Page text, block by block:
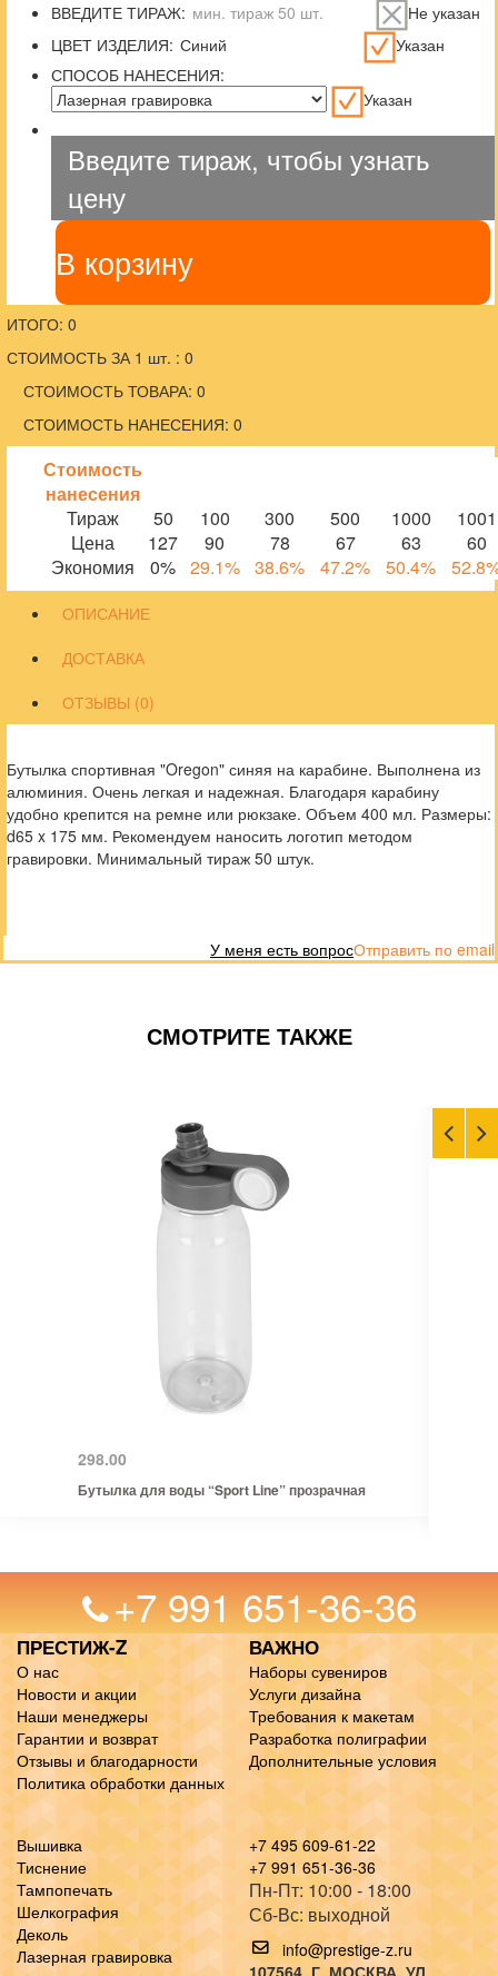
ВВЕДИТЕ ТИРАЖ:
Не указан
ЦВЕТ ИЗДЕЛИЯ:
Указан
СПОСОБ НАНЕСЕНИЯ:
Указан
Введите тираж, чтобы узнать
цену
В корзину
ИТОГО: 0
СТОИМОСТЬ ЗА 1 шт. : 0
СТОИМОСТЬ ТОВАРА: 0
СТОИМОСТЬ НАНЕСЕНИЯ: 0
Стоимость
нанесения
Тираж
50 100 300 500 1000
1001
Цена
127 90 78 67 63
60
Экономия
0% 29.1% 38.6% 47.2% 50.4%
ОПИСАНИЕ
ДОСТАВКА
ОТЗЫВЫ (0)
Бутылка спортивная "Oregon" синяя на карабине. Выполнена из
алюминия. Очень легкая и надежная. Благодаря карабину
удобно крепится на ремне или рюкзаке. Объем 400 мл. Размеры:
d65 x 175 мм. Рекомендуем наносить логотип методом
гравировки. Минимальный тираж 50 штук.
Отправить по email
У меня есть вопрос
СМОТРИТЕ ТАКЖЕ
298.00
Бутылка для воды “Sport Line” прозрачная
+7 991 651-36-36
ПРЕСТИЖ-Z
О нас
Новости и акции
Наши менеджеры
Гарантии и возврат
Отзывы и благодарности
Политика обработки данных
ВАЖНО
Наборы сувениров
Услуги дизайна
Требования к макетам
Разработка полиграфии
Дополнительные условия
Вышивка
Тиснение
Тампопечать
Шелкография
Деколь
Лазерная гравировка
+7 495 609-61-22
+7 991 651-36-36
Пн-Пт: 10:00 - 18:00
Сб-Вс: выходной
info@prestige-z.ru
107564 , Г. МОСКВА УЛ.